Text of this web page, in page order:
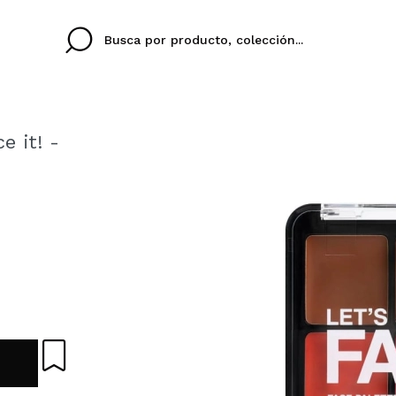
No tengo cuenta
Al crear una cuenta
rápidamente, revisar
IDIOMA ESPAÑOL ENGLISH
it! -
Ines